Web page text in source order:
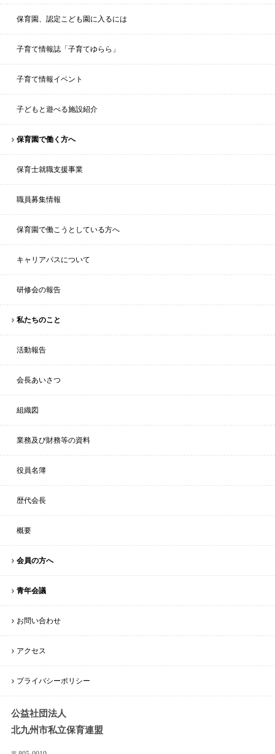
保育園、認定こども園に入るには
子育て情報誌「子育てゆらら」
子育て情報イベント
子どもと遊べる施設紹介
保育園で働く方へ
保育士就職支援事業
職員募集情報
保育園で働こうとしている方へ
キャリアパスについて
研修会の報告
私たちのこと
活動報告
会長あいさつ
組織図
業務及び財務等の資料
役員名簿
歴代会長
概要
会員の方へ
青年会議
お問い合わせ
アクセス
プライバシーポリシー
公益社団法人
北九州市私立保育連盟